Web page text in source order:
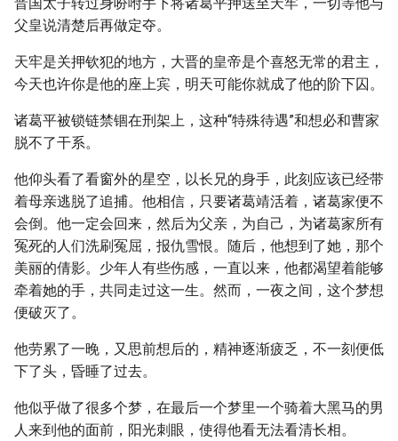
父皇说清楚后再做定夺。
天牢是关押钦犯的地方，大晋的皇帝是个喜怒无常的君主，
今天也许你是他的座上宾，明天可能你就成了他的阶下囚。
诸葛平被锁链禁锢在刑架上，这种“特殊待遇”和想必和曹家
脱不了干系。
他仰头看了看窗外的星空，以长兄的身手，此刻应该已经带
着母亲逃脱了追捕。他相信，只要诸葛靖活着，诸葛家便不
会倒。他一定会回来，然后为父亲，为自己，为诸葛家所有
冤死的人们洗刷冤屈，报仇雪恨。随后，他想到了她，那个
美丽的倩影。少年人有些伤感，一直以来，他都渴望着能够
牵着她的手，共同走过这一生。然而，一夜之间，这个梦想
便破灭了。
他劳累了一晚，又思前想后的，精神逐渐疲乏，不一刻便低
下了头，昏睡了过去。
他似乎做了很多个梦，在最后一个梦里一个骑着大黑马的男
人来到他的面前，阳光刺眼，使得他看无法看清长相。